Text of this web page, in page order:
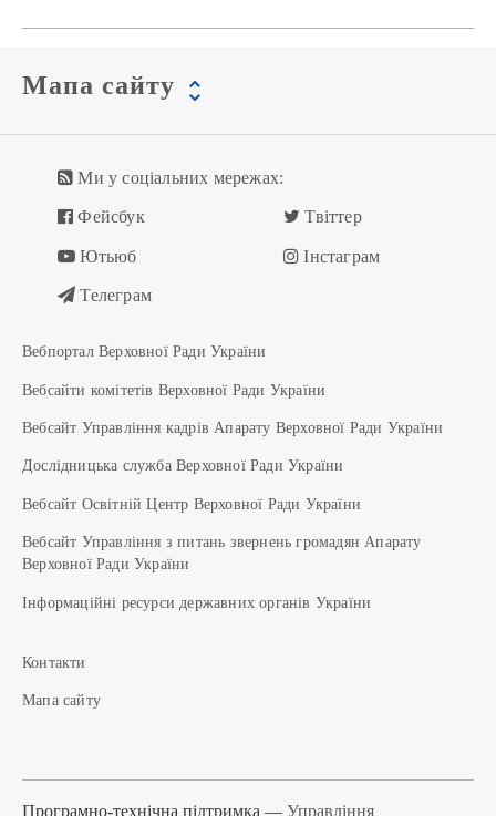
Мапа сайту
Ми у соціальних мережах:
Фейсбук Твіттер
Ютьюб Інстаграм
Телеграм
Вебпортал Верховної Ради України
Вебсайти комітетів Верховної Ради України
Вебсайт Управління кадрів Апарату Верховної Ради України
Дослідницька служба Верховної Ради України
Вебсайт Освітній Центр Верховної Ради України
Вебсайт Управління з питань звернень громадян Апарату
Верховної Ради України
Інформаційні ресурси державних органів України
Контакти
Мапа сайту
Програмно-технічна підтримка — Управління